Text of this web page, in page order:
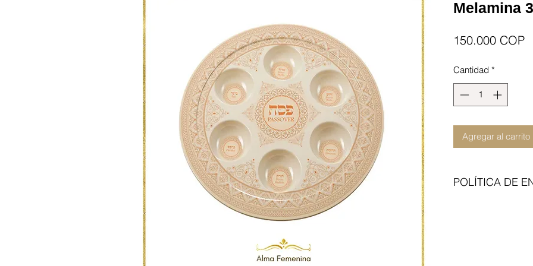
Melamina
150.000 COP
Cantidad *
Agregar al carrito
POLÍTICA DE